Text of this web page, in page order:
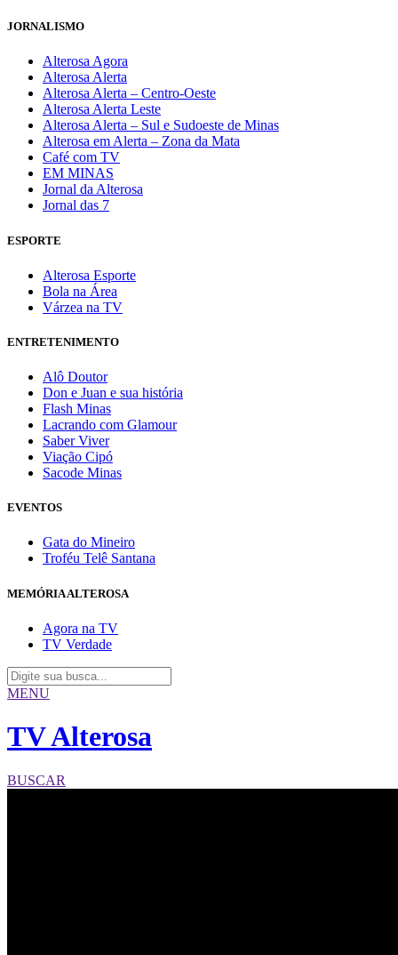
JORNALISMO
Alterosa Agora
Alterosa Alerta
Alterosa Alerta – Centro-Oeste
Alterosa Alerta Leste
Alterosa Alerta – Sul e Sudoeste de Minas
Alterosa em Alerta – Zona da Mata
Café com TV
EM MINAS
Jornal da Alterosa
Jornal das 7
ESPORTE
Alterosa Esporte
Bola na Área
Várzea na TV
ENTRETENIMENTO
Alô Doutor
Don e Juan e sua história
Flash Minas
Lacrando com Glamour
Saber Viver
Viação Cipó
Sacode Minas
EVENTOS
Gata do Mineiro
Troféu Telê Santana
MEMÓRIA ALTEROSA
Agora na TV
TV Verdade
MENU
TV Alterosa
BUSCAR